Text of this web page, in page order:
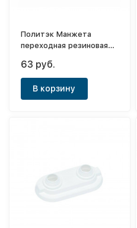
Политэк Манжета
переходная резиновая
63 руб.
В корзину